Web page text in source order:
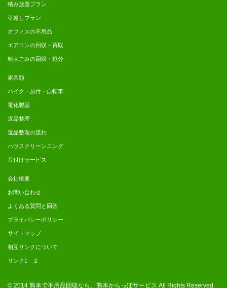
積み放題プラン
引越しプラン
オフィスの不用品
エアコンの回収・買取
粗大ごみの回収・処分
家具類
バイク・原付・自転車
電化製品
遺品整理
遺品整理の流れ
ハウスクリーンニング
片付けサービス
会社概要
お問い合わせ
よくある質問と回答
プライバシーポリシー
サイトマップ
相互リンクについて
リンク1 ２
© 2014 熊本で不用品回収なら、熊本からっぽサービス All Rights Reserved.